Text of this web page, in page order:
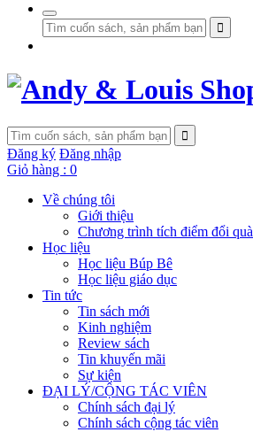
Đăng ký Đăng nhập
Giỏ hàng : 0
Về chúng tôi
Giới thiệu
Chương trình tích điểm đổi quà
Học liệu
Học liệu Búp Bê
Học liệu giáo dục
Tin tức
Tin sách mới
Kinh nghiệm
Review sách
Tin khuyến mãi
Sự kiện
ĐẠI LÝ/CỘNG TÁC VIÊN
Chính sách đại lý
Chính sách cộng tác viên